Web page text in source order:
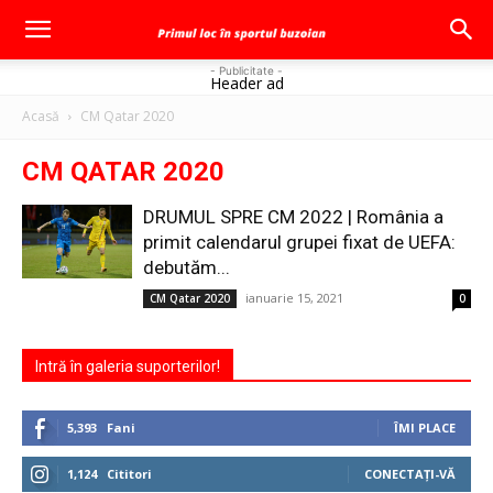
- Publicitate -
Header ad
Acasă CM Qatar 2020
CM QATAR 2020
DRUMUL SPRE CM 2022 | România a
primit calendarul grupei fixat de UEFA:
debutăm...
CM Qatar 2020 ianuarie 15, 2021 0
Intră în galeria suporterilor!
5,393 Fani ÎMI PLACE
1,124 Cititori CONECTAȚI-VĂ